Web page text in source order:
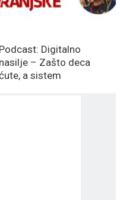
Podcast: Digitalno
nasilje – Zašto deca
a sistem